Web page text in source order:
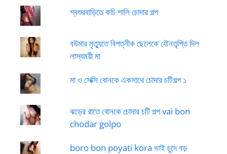
শ্বশুরবাড়িতে কচি শালি চোদার গল্প
বউমার মৃত্যুতে বিপত্নীক ছেলেকে যৌনতৃপ্তি দিল
লাস্যময়ী মা
মা ও সেক্সি বোনকে একসাথে চোদার চটিগল্প ১
ঝড়ের রাতে বোনকে চোদার চটি গল্প vai bon
chodar golpo
boro bon poyati kora ভাই চুদে বড়